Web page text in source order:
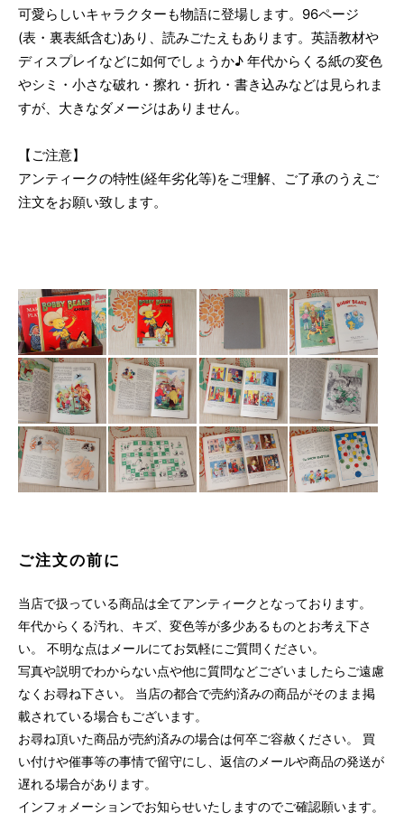
可愛らしいキャラクターも物語に登場します。96ページ
(表・裏表紙含む)あり、読みごたえもあります。英語教材や
ディスプレイなどに如何でしょうか♪ 年代からくる紙の変色
やシミ・小さな破れ・擦れ・折れ・書き込みなどは見られま
すが、大きなダメージはありません。
【ご注意】
アンティークの特性(経年劣化等)をご理解、ご了承のうえご
注文をお願い致します。
ご注文の前に
当店で扱っている商品は全てアンティークとなっております。
年代からくる汚れ、キズ、変色等が多少あるものとお考え下さ
い。 不明な点はメールにてお気軽にご質問ください。
写真や説明でわからない点や他に質問などございましたらご遠慮
なくお尋ね下さい。 当店の都合で売約済みの商品がそのまま掲
載されている場合もございます。
お尋ね頂いた商品が売約済みの場合は何卒ご容赦ください。 買
い付けや催事等の事情で留守にし、返信のメールや商品の発送が
遅れる場合があります。
インフォメーションでお知らせいたしますのでご確認願います。